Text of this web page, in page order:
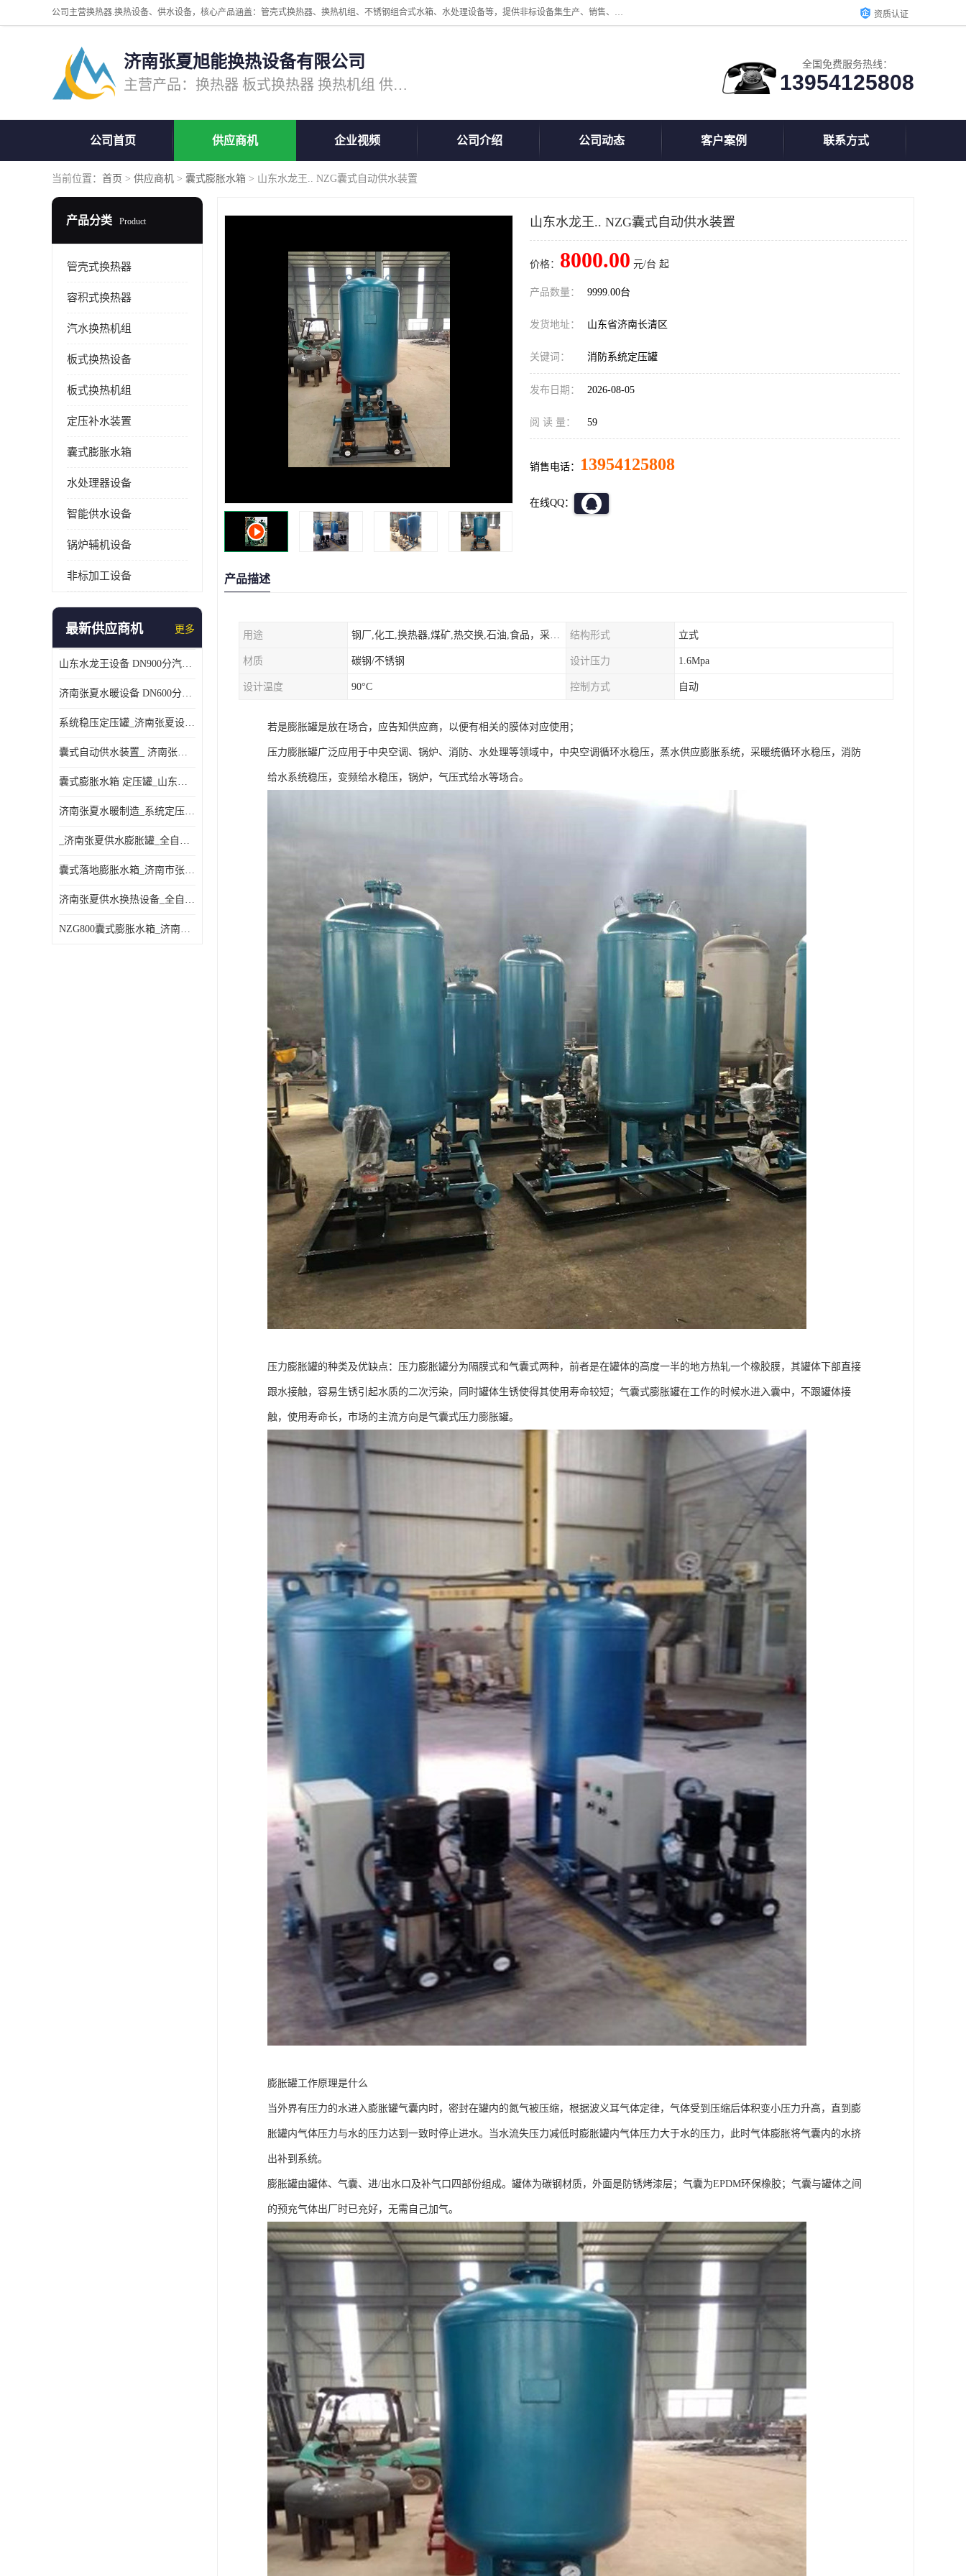
公司主营换热器.换热设备、供水设备，核心产品涵盖：管壳式换热器、换热机组、不锈钢组合式水箱、水处理设备等，提供非标设备集生产、销售、安装一体化服务，可满足全国酒店、学校、医院、商业综合体、工业项目等多场景换热与供水需求。 资质认证
济南张夏旭能换热设备有限公司
主营产品：换热器 板式换热器 换热机组 供水设备 水处理设备
全国免费服务热线：
13954125808
公司首页 供应商机 企业视频 公司介绍 公司动态 客户案例 联系方式
当前位置： 首页 > 供应商机 > 囊式膨胀水箱 > 山东水龙王.. NZG囊式自动供水装置
产品分类 Product
管壳式换热器
容积式换热器
汽水换热机组
板式换热设备
板式换热机组
定压补水装置
囊式膨胀水箱
水处理器设备
智能供水设备
锅炉辅机设备
非标加工设备
最新供应商机 更多
山东水龙王设备 DN900分汽缸 分集水器
济南张夏水暖设备 DN600分汽缸 分集水器
系统稳压定压罐_济南张夏设备厂家_采暖空调系统
囊式自动供水装置_ 济南张夏水暖设备
囊式膨胀水箱 定压罐_山东水龙王设备销售
济南张夏水暖制造_系统定压装置 定压罐
_济南张夏供水膨胀罐_全自动定压排气机组
囊式落地膨胀水箱_济南市张夏水暖器材厂
济南张夏供水换热设备_全自动定压脱气装置
NZG800囊式膨胀水箱_济南张夏设备制造
山东水龙王.. NZG囊式自动供水装置
价格： 8000.00 元/台 起
产品数量： 9999.00台
发货地址： 山东省济南长清区
关键词： 消防系统定压罐
发布日期： 2026-08-05
阅 读 量： 59
销售电话： 13954125808
在线QQ：
产品描述
用途 钢厂,化工,换热器,煤矿,热交换,石油,食品，采暖.供热.空调。 结构形式 立式
材质 碳钢/不锈钢 设计压力 1.6Mpa
设计温度 90°C 控制方式 自动
若是膨胀罐是放在场合，应告知供应商，以便有相关的膜体对应使用；
压力膨胀罐广泛应用于中央空调、锅炉、消防、水处理等领域中，中央空调循环水稳压，蒸水供应膨胀系统，采暖统循环水稳压，消防
给水系统稳压，变频给水稳压，锅炉，气压式给水等场合。
压力膨胀罐的种类及优缺点：压力膨胀罐分为隔膜式和气囊式两种，前者是在罐体的高度一半的地方热轧一个橡胶膜，其罐体下部直接
跟水接触，容易生锈引起水质的二次污染，同时罐体生锈使得其使用寿命较短；气囊式膨胀罐在工作的时候水进入囊中，不跟罐体接
触，使用寿命长，市场的主流方向是气囊式压力膨胀罐。
膨胀罐工作原理是什么
当外界有压力的水进入膨胀罐气囊内时，密封在罐内的氮气被压缩，根据波义耳气体定律，气体受到压缩后体积变小压力升高，直到膨
胀罐内气体压力与水的压力达到一致时停止进水。当水流失压力减低时膨胀罐内气体压力大于水的压力，此时气体膨胀将气囊内的水挤
出补到系统。
膨胀罐由罐体、气囊、进/出水口及补气口四部份组成。罐体为碳钢材质，外面是防锈烤漆层；气囊为EPDM环保橡胶；气囊与罐体之间
的预充气体出厂时已充好，无需自己加气。